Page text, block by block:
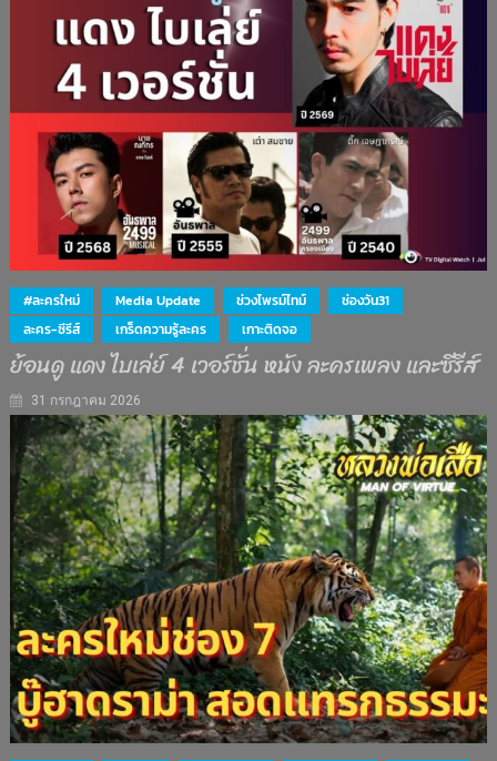
#ละครใหม่ Media Update ช่วงไพรม์ไทม์
ช่องวัน31
ละคร-ซีรีส์
เกร็ดความรู้ละคร เกาะติดจอ
ย้อนดู แดง ไบเล่ย์ 4 เวอร์ชั่น หนัง ละครเพลง และซีรีส์
31 กรกฎาคม 2026